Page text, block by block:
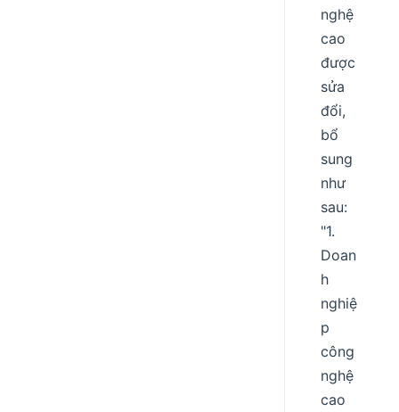
nghệ
cao
được
sửa
đổi,
bổ
sung
như
sau:
"1.
Doan
h
nghiệ
p
công
nghệ
cao